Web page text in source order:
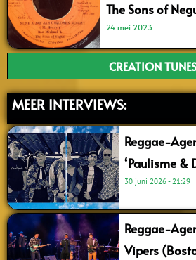
The Sons of
24 mei 2023
CREATION
MEER INTERVIEWS:
Reggae-
‘Paulisme &
30 juni 2026 21:29
Reggae-
Vipers